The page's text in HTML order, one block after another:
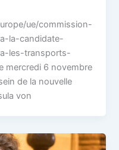
ue/commission-
la-candidate-
les-transports-
mercredi 6 novembre
de la nouvelle
von